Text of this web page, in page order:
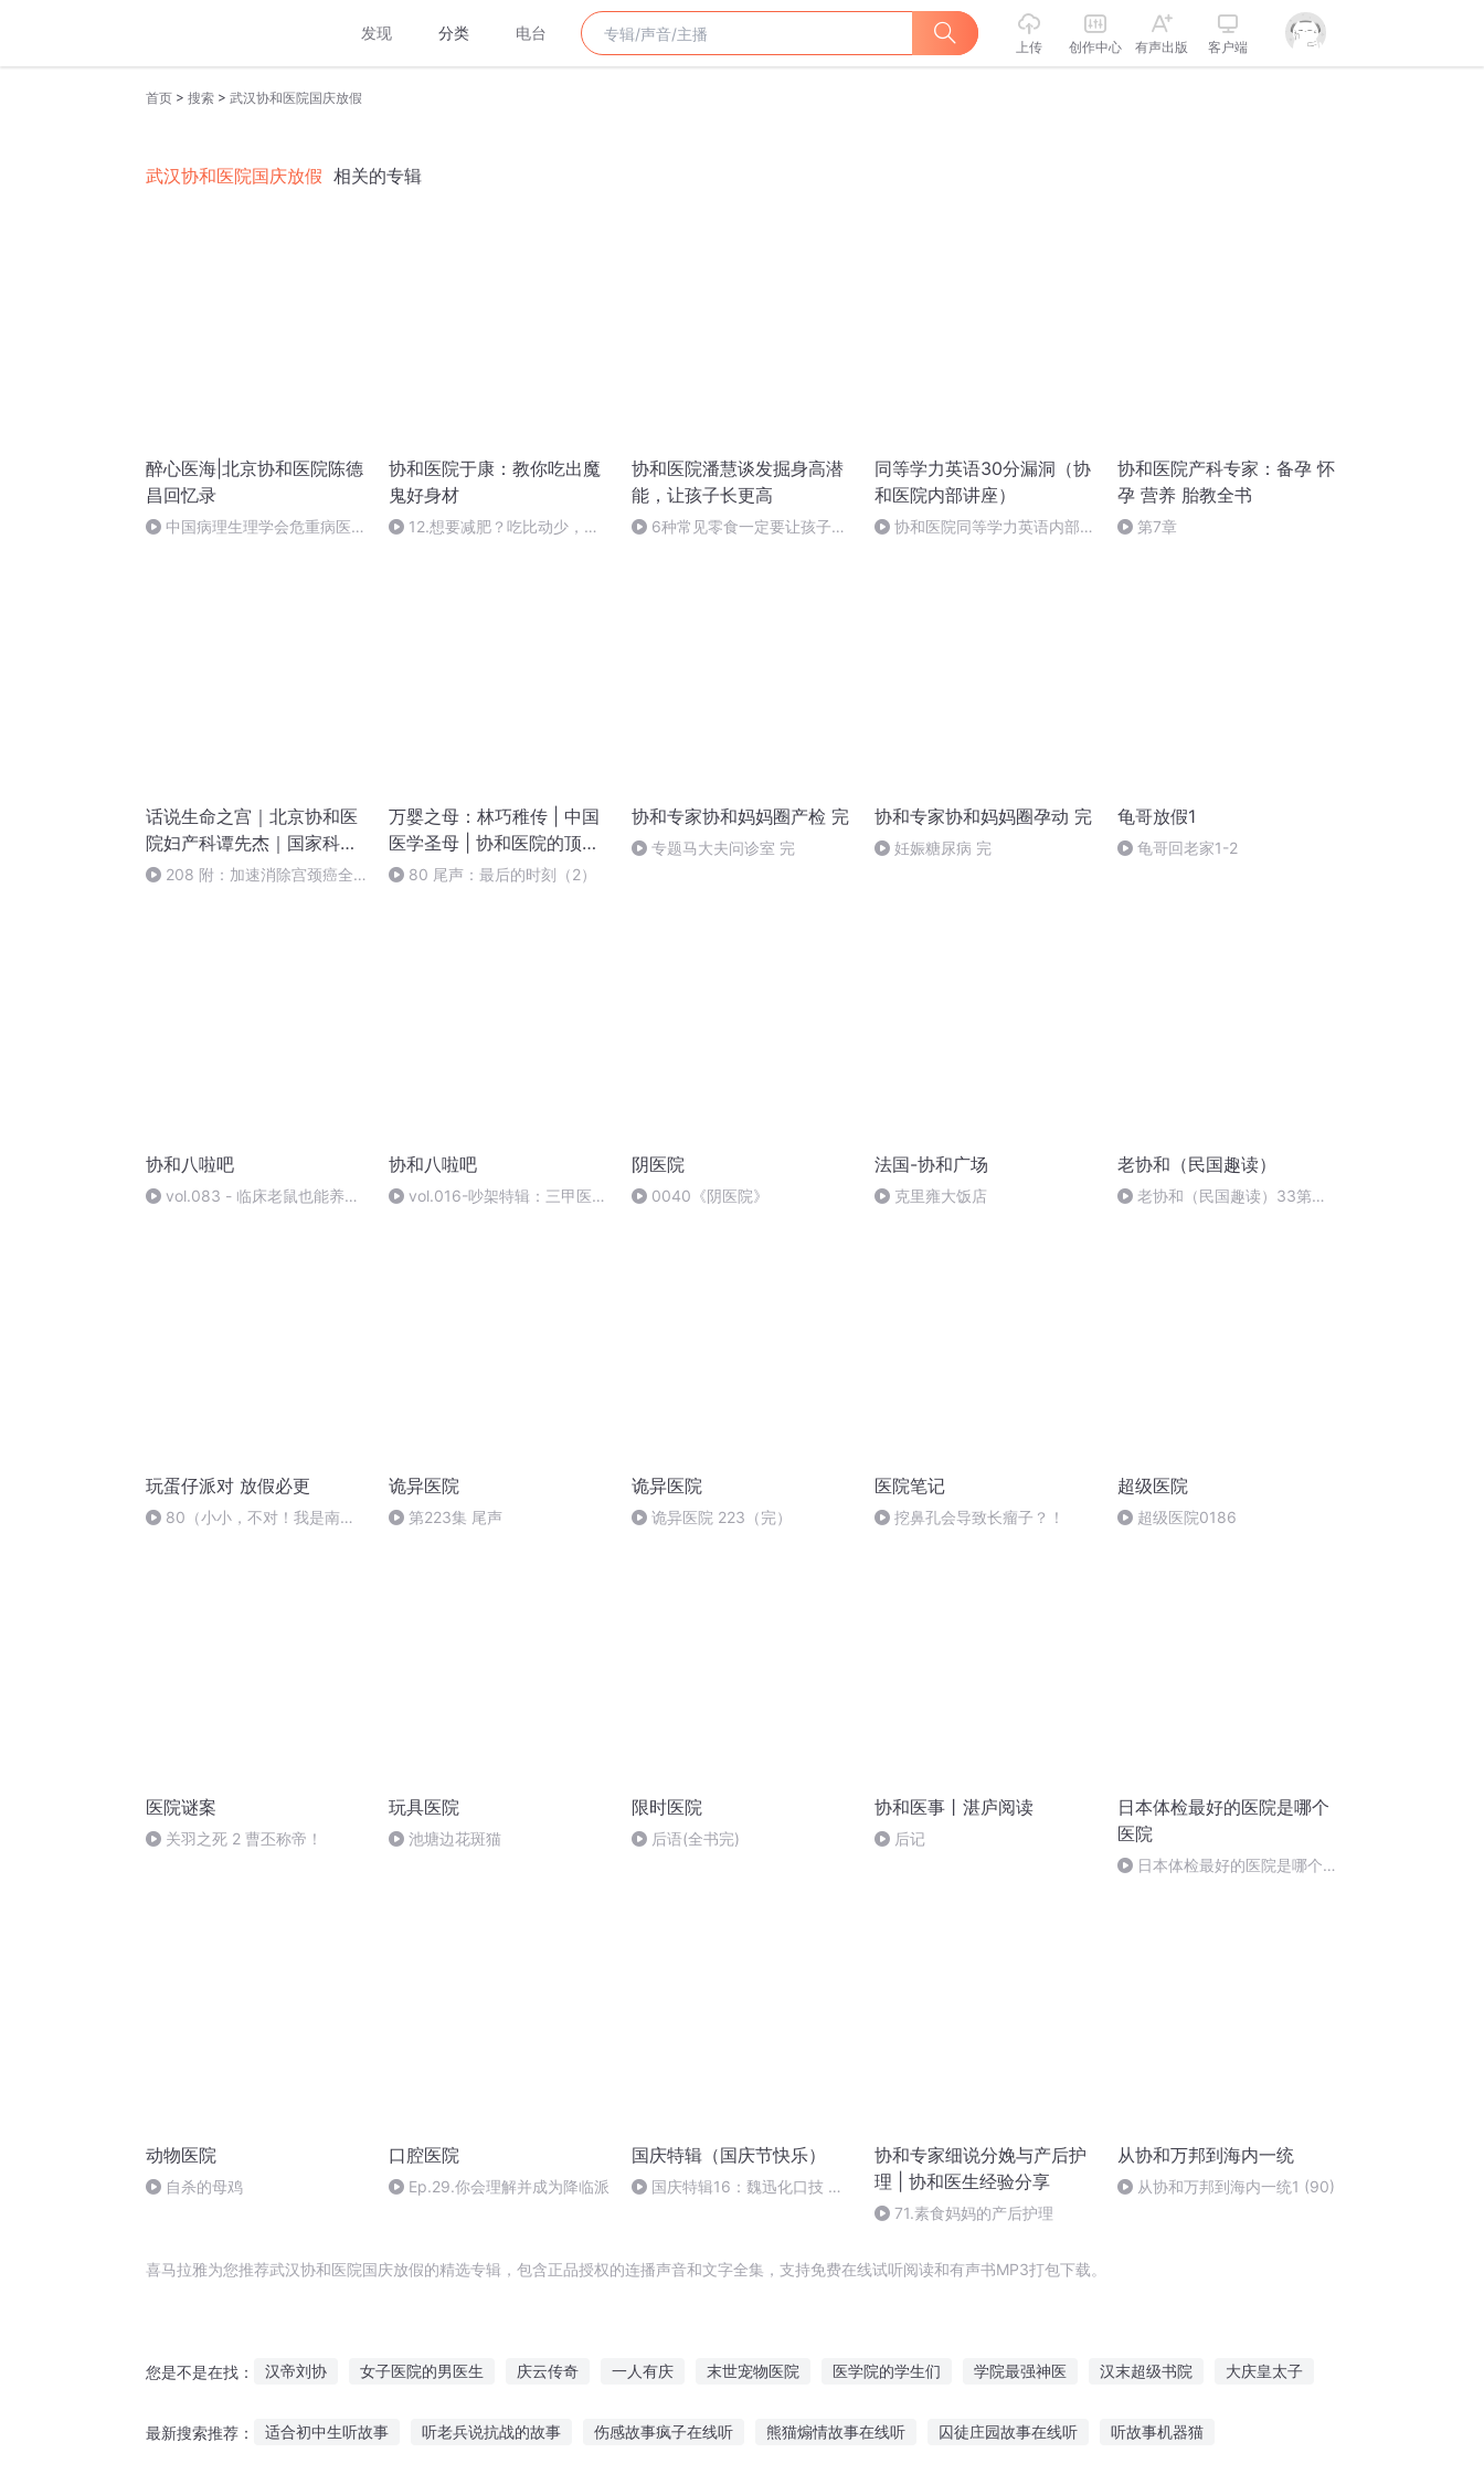
发现 分类 电台
上传 创作中心 有声出版 客户端
首页 > 搜索 > 武汉协和医院国庆放假
武汉协和医院国庆放假 相关的专辑
醉心医海|北京协和医院陈德
昌回忆录
中国病理生理学会危重病医学
协和医院于康：教你吃出魔
鬼好身材
12.想要减肥？吃比动少，造
协和医院潘慧谈发掘身高潜
能，让孩子长更高
6种常见零食一定要让孩子少
同等学力英语30分漏洞（协
和医院内部讲座）
协和医院同等学力英语内部讲
协和医院产科专家：备孕 怀
孕 营养 胎教全书
第7章
话说生命之宫｜北京协和医
院妇产科谭先杰｜国家科技
进步奖｜子宫保养 妇科日常
208 附：加速消除宫颈癌全
万婴之母：林巧稚传 | 中国
医学圣母 | 协和医院的顶级
大夫 | 中国妇产科学的主要
80 尾声：最后的时刻（2）
协和专家协和妈妈圈产检 完
专题马大夫问诊室 完
协和专家协和妈妈圈孕动 完
妊娠糖尿病 完
龟哥放假1
龟哥回老家1-2
协和八啦吧
vol.083 - 临床老鼠也能养细
协和八啦吧
vol.016-吵架特辑：三甲医院
阴医院
0040《阴医院》
法国-协和广场
克里雍大饭店
老协和（民国趣读）
老协和（民国趣读）33第三
玩蛋仔派对 放假必更
80（小小，不对！我是南
诡异医院
第223集 尾声
诡异医院
诡异医院 223（完）
医院笔记
挖鼻孔会导致长瘤子？！
超级医院
超级医院0186
医院谜案
关羽之死 2 曹丕称帝！
玩具医院
池塘边花斑猫
限时医院
后语(全书完)
协和医事丨湛庐阅读
后记
日本体检最好的医院是哪个
医院
日本体检最好的医院是哪个医
动物医院
自杀的母鸡
口腔医院
Ep.29.你会理解并成为降临派
国庆特辑（国庆节快乐）
国庆特辑16：魏迅化口技 二
协和专家细说分娩与产后护
理 | 协和医生经验分享
71.素食妈妈的产后护理
从协和万邦到海内一统
从协和万邦到海内一统1 (90)
喜马拉雅为您推荐武汉协和医院国庆放假的精选专辑，包含正品授权的连播声音和文字全集，支持免费在线试听阅读和有声书MP3打包下载。
您是不是在找： 汉帝刘协 女子医院的男医生 庆云传奇 一人有庆 末世宠物医院 医学院的学生们 学院最强神医 汉末超级书院 大庆皇太子
最新搜索推荐： 适合初中生听故事 听老兵说抗战的故事 伤感故事疯子在线听 熊猫煽情故事在线听 囚徒庄园故事在线听 听故事机器猫